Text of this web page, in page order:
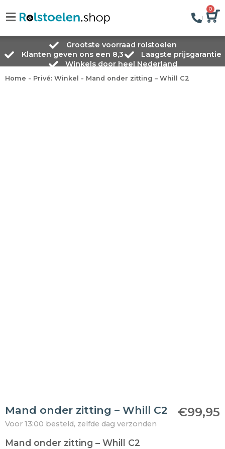
0
Grootste voorraad rolstoelen
Klanten geven ons een 8,3
Laagste prijsgarantie
Winkels door heel Nederland
Home - Privé: Winkel - Mand onder zitting – Whill C2
Mand onder zitting – Whill C2 €99,95
Voor 13:00 besteld, zelfde dag verzonden
Mand onder zitting – Whill C2